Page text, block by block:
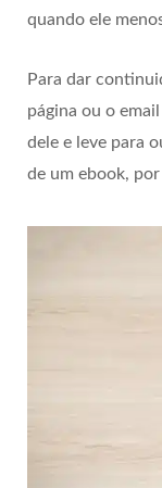
quando ele
Para dar
página ou o
dele e leve para
de um ebook,